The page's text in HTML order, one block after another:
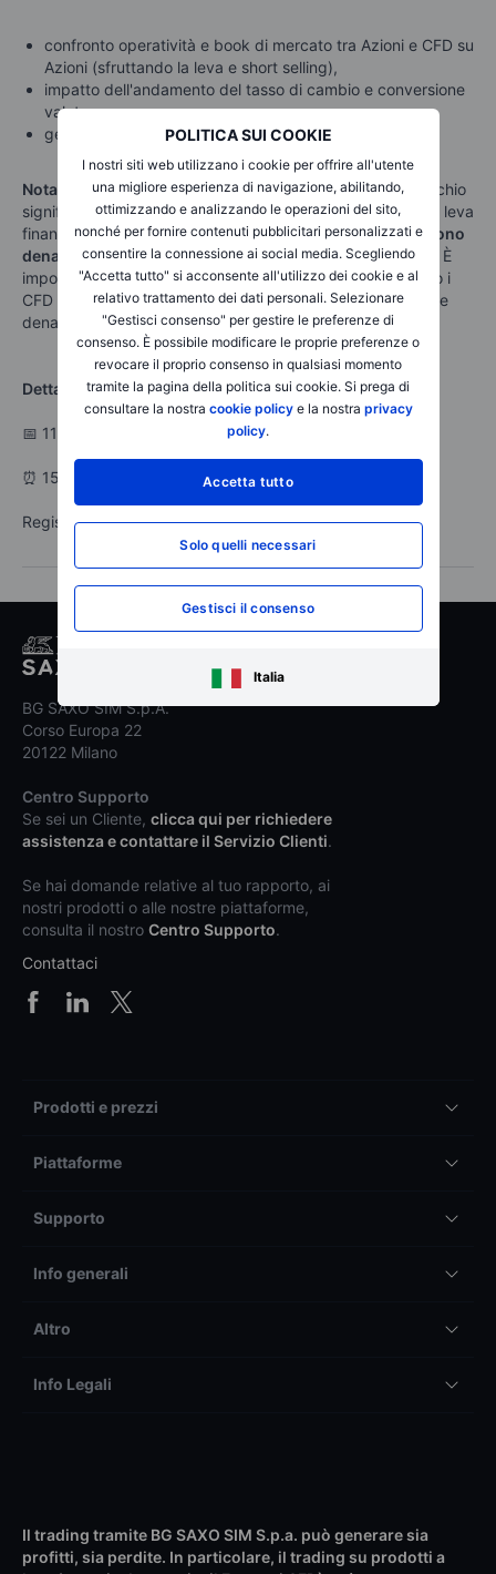
POLITICA SUI COOKIE
I nostri siti web utilizzano i cookie per offrire all'utente
una migliore esperienza di navigazione, abilitando,
ottimizzando e analizzando le operazioni del sito,
nonché per fornire contenuti pubblicitari personalizzati e
consentire la connessione ai social media. Scegliendo
"Accetta tutto" si acconsente all'utilizzo dei cookie e al
relativo trattamento dei dati personali. Selezionare
"Gestisci consenso" per gestire le preferenze di
consenso. È possibile modificare le proprie preferenze o
revocare il proprio consenso in qualsiasi momento
tramite la pagina della politica sui cookie. Si prega di
consultare la nostra cookie policye la nostra privacy
policy.
Accetta tutto
Solo quelli necessari
Gestisci il consenso
Italia
confronto operatività e book di mercato tra Azioni e CFD su
Azioni (sfruttando la leva e short selling),
impatto dell'andamento del tasso di cambio e conversione
valuta
gestione posizioni con ordini di take profit e stop loss.
Nota : I CFD sono strumenti complessi e presentano un rischio
significativo di perdere denaro rapidamente a causa della leva
finanziaria.Il 64% di conti di investitori al dettaglio perdono
denaro a causa delle negoziazioni in CFD con BG SAXO. È
importante considerare se si comprende come funzionano i
CFD e se si è in grado di correre l’elevato rischio di perdere
denaro.
Dettagli dell’evento
📅 11 giugno 2026
⏰ 15:00
Registrati ora!
BG SAXO SIM S.p.A.
Corso Europa 22
20122 Milano
Centro Supporto
Se sei un Cliente, clicca qui per richiedere
assistenza e contattare il Servizio Clienti.
Se hai domande relative al tuo rapporto, ai
nostri prodotti o alle nostre piattaforme,
consulta il nostro Centro Supporto.
Contattaci
Prodotti e prezzi
Piattaforme
Supporto
Info generali
Altro
Info Legali
Il trading tramite BG SAXO SIM S.p.a. può generare sia
profitti, sia perdite. In particolare, il trading su prodotti a